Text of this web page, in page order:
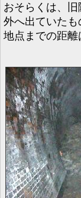
おそらくは、
外へ出ていた
地点までの距離